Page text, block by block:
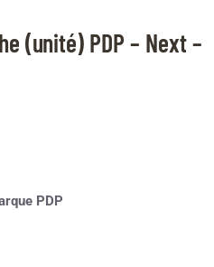
(unité) PDP – Next –
PDP